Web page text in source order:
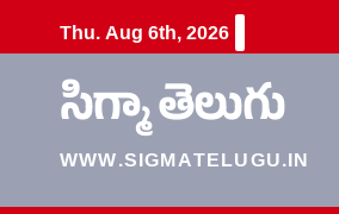
to
content
Thu. Aug 6th, 2026
సిగ్మా తెలుగు
WWW.SIGMATELUGU.IN